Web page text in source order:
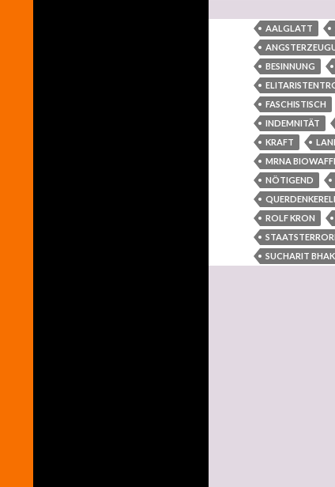
AALGLATT
BESINNUNG
FASCHISTISCH
INDEMNITÄT
KRAFT
MRNA
NÖTIGEND
ROLF KRON
SUCHARIT